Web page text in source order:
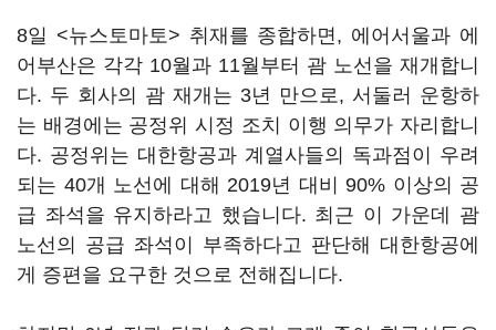
8일 <뉴스토마토> 취재를 종합하면, 에어서울과 에
어부산은 각각 10월과 11월부터 괌 노선을 재개합니
다. 두 회사의 괌 재개는 3년 만으로, 서둘러 운항하
는 배경에는 공정위 시정 조치 이행 의무가 자리합니
다. 공정위는 대한항공과 계열사들의 독과점이 우려
되는 40개 노선에 대해 2019년 대비 90% 이상의 공
급 좌석을 유지하라고 했습니다. 최근 이 가운데 괌
노선의 공급 좌석이 부족하다고 판단해 대한항공에
게 증편을 요구한 것으로 전해집니다.